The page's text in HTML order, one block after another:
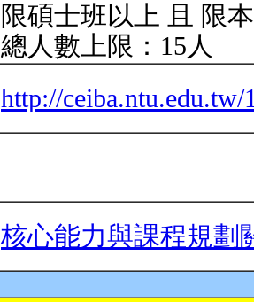
限碩士班以上 且 限
總人數上限：15人
http://ceiba.ntu.edu.tw/
核心能力與課程規劃